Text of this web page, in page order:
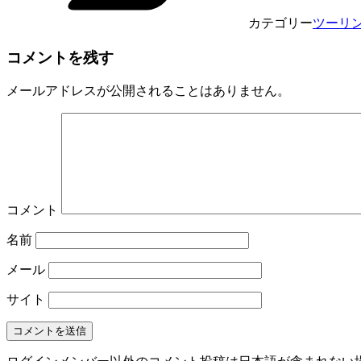
カテゴリーツーリ
コメントを残す
メールアドレスが公開されることはありません。
コメント
名前
メール
サイト